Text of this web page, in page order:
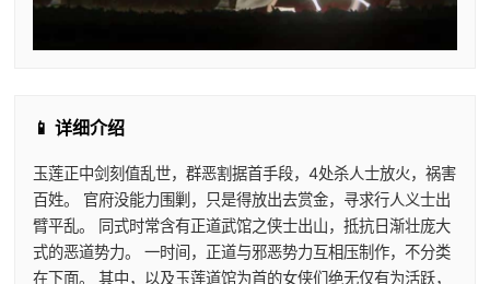
📱 详细介绍
玉莲正中剑刻值乱世，群恶割据首手段，4处杀人士放火，祸害
百姓。 官府没能力围剿，只是得放出去赏金，寻求行人义士出
臂平乱。 同式时常含有正道武馆之侠士出山，抵抗日渐壮庞大
式的恶道势力。 一时间，正道与邪恶势力互相压制作，不分类
在下面。 其中，以及玉莲道馆为首的女侠们绝无仅有为活跃，